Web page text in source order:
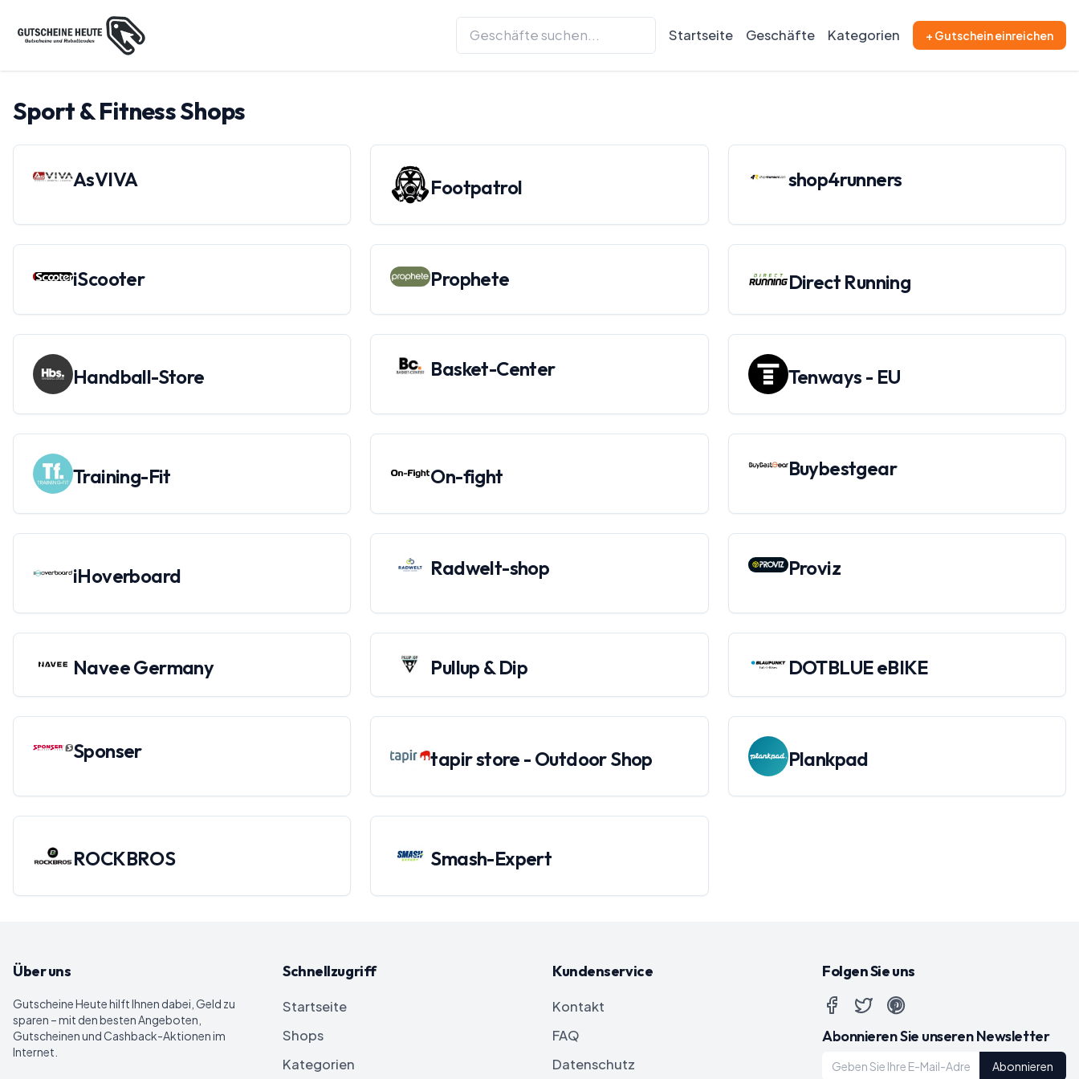
Startseite Geschäfte Kategorien + Gutschein einreichen
Sport & FitnessShops
AsVIVA Footpatrol shop4runners
iScooter Prophete Direct Running
Handball-Store Basket-Center Tenways - EU
Training-Fit On-fight Buybestgear
iHoverboard Radwelt-shop Proviz
Navee Germany Pullup & Dip DOTBLUE eBIKE
Sponser tapir store - Outdoor Shop Plankpad
ROCKBROS Smash-Expert
Über uns
Gutscheine Heutehilft Ihnen dabei, Geld zu
sparen – mit den besten Angeboten,
Gutscheinen und Cashback-Aktionen im
Internet.
Schnellzugriff
Startseite
Shops
Kategorien
Kundenservice
Kontakt
FAQ
Datenschutz
Folgen Sie uns
Abonnieren Sie unseren Newsletter
Abonnieren